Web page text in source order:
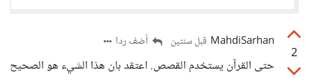
2
MahdiSarhan قبل سنتين أضف ردا
حتى القرآن يستخدم القصص. اعتقد بان هذا الشيء هو الصحيح